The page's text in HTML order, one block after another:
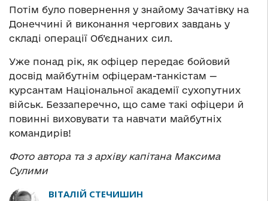
Потім було повернення у знайому Зачатівку на
Донеччині й виконання чергових завдань у
складі операції Об’єднаних сил.
Уже понад рік, як офіцер передає бойовий
досвід майбутнім офіцерам-танкістам —
курсантам Національної академії сухопутних
військ. Беззаперечно, що саме такі офіцери й
повинні виховувати та навчати майбутніх
командирів!
Фото автора та з архіву капітана Максима
Сулими
ВІТАЛІЙ СТЕЧИШИН